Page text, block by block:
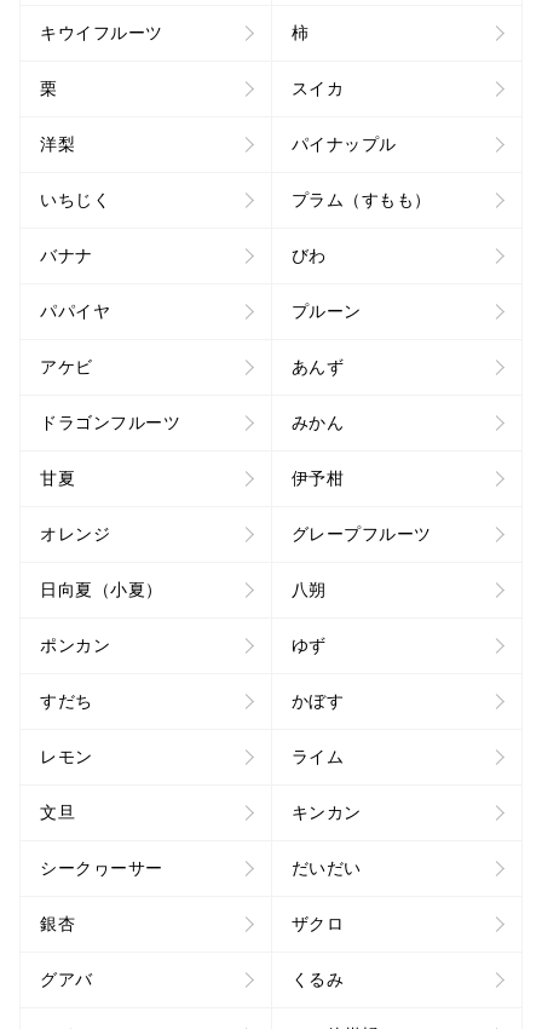
キウイフルーツ 柿
栗 スイカ
洋梨 パイナップル
いちじく プラム（すもも）
バナナ びわ
パパイヤ プルーン
アケビ あんず
ドラゴンフルーツ みかん
甘夏 伊予柑
オレンジ グレープフルーツ
日向夏（小夏） 八朔
ポンカン ゆず
すだち かぼす
レモン ライム
文旦 キンカン
シークヮーサー だいだい
銀杏 ザクロ
グアバ くるみ